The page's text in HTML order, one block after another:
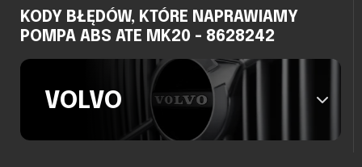
KODY BŁĘDÓW, KTÓRE NAPRAWIAMY
POMPA ABS ATE MK20 - 8628242
VOLVO